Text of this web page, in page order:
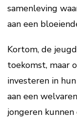
samenleving
aan een
Kortom, de
toekomst, maar
investeren in
aan een
jongeren